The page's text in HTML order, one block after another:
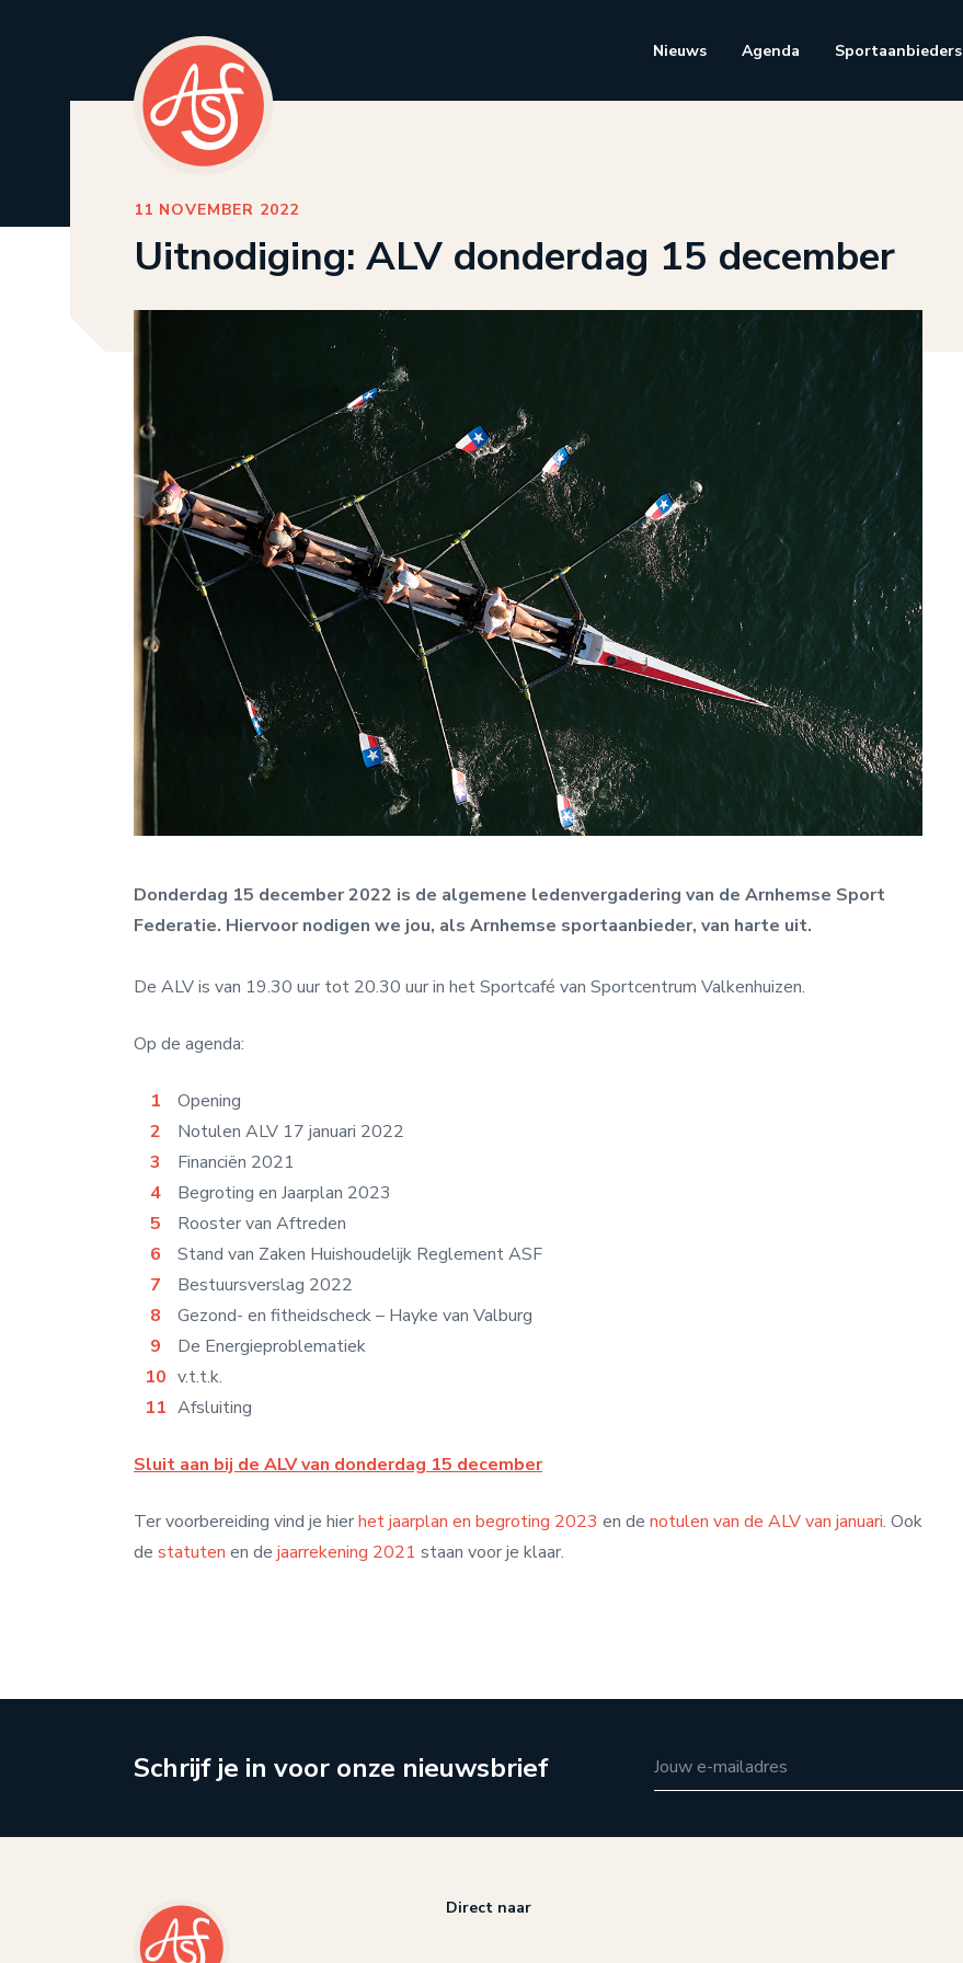
Nieuws Agenda Sportaanbieders
11 NOVEMBER 2022
Uitnodiging: ALV donderdag 15 december
Donderdag 15 december 2022 is de algemene ledenvergadering van de Arnhemse Sport
Federatie. Hiervoor nodigen we jou, als Arnhemse sportaanbieder, van harte uit.
De ALV is van 19.30 uur tot 20.30 uur in het Sportcafé van Sportcentrum Valkenhuizen.
Op de agenda:
Opening
Notulen ALV 17 januari 2022
Financiën 2021
Begroting en Jaarplan 2023
Rooster van Aftreden
Stand van Zaken Huishoudelijk Reglement ASF
Bestuursverslag 2022
Gezond- en fitheidscheck – Hayke van Valburg
De Energieproblematiek
v.t.t.k.
Afsluiting
Sluit aan bij de ALV van donderdag 15 december
Ter voorbereiding vind je hierhet jaarplan en begroting 2023 en de notulen van de ALV van januari. Ook
de statuten en de jaarrekening 2021 staan voor je klaar.
Schrijf je in voor onze nieuwsbrief Jouw e-mailadres
Direct naar